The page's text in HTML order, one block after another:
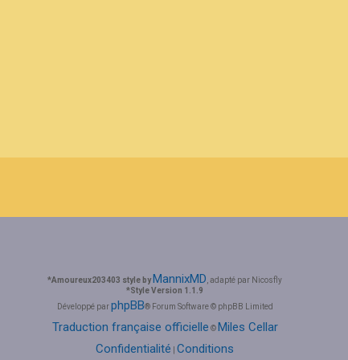
*Amoureux203403 style byMannixMD , adapté par Nicosfly
*Style Version 1.1.9
Développé parphpBB® Forum Software © phpBB Limited
Traduction française officielle ©Miles Cellar
Confidentialité Conditions